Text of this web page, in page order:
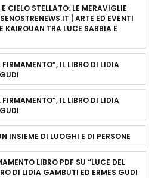
CIELO STELLATO: LE MERAVIGLIE
| ARTE ED EVENTI
KAIROUAN TRA LUCE SABBIA E
FIRMAMENTO”, IL LIBRO DI LIDIA
FIRMAMENTO”, IL LIBRO DI LIDIA
INSIEME DI LUOGHI E DI PERSONE
LIBRO PDF SU “LUCE DEL
DI LIDIA GAMBUTI ED ERMES GUDI